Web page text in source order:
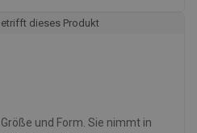
dieses Produkt
und Form. Sie nimmt in